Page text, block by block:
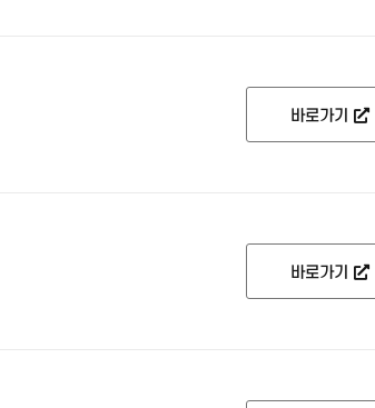
바로가기
바로가기